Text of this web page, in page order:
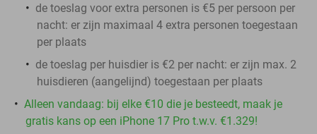
de toeslag voor extra personen is €5 per persoon per
nacht: er zijn maximaal 4 extra personen toegestaan
per plaats
de toeslag per huisdier is €2 per nacht: er zijn max. 2
huisdieren (aangelijnd) toegestaan per plaats
Alleen vandaag: bij elke €10 die je besteedt, maak je
gratis kans op een iPhone 17 Pro t.w.v. €1.329!